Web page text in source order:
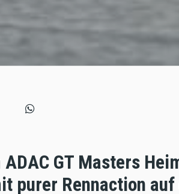
GT Masters
purer Rennaction auf